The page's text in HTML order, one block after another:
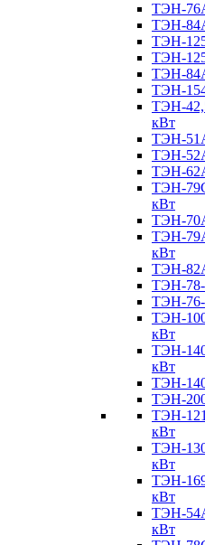
ТЭН-
ТЭН-
ТЭН-
ТЭН-
ТЭН-
ТЭН-
ТЭН-
кВт
ТЭН-
ТЭН-
ТЭН-
ТЭН-
кВт
ТЭН-
ТЭН-
кВт
ТЭН-
ТЭН-78-
ТЭН-76-
ТЭН-
кВт
ТЭН-
кВт
ТЭН-
ТЭН-
ТЭН-
кВт
ТЭН-
кВт
ТЭН-
кВт
ТЭН-
кВт